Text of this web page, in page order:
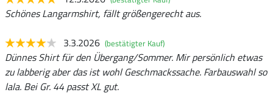
Schönes Langarmshirt, fällt größengerecht aus.
3.3.2026 (bestätigter Kauf)
Dünnes Shirt für den Übergang/Sommer. Mir persönlich etwas
zu labberig aber das ist wohl Geschmackssache. Farbauswahl so
lala. Bei Gr. 44 passt XL gut.